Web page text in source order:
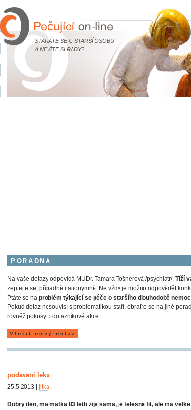
STARÁTE SE O STARŠÍ OSOBU
A NEVÍTE SI RADY?
PORADNA
Na vaše dotazy odpovídá MUDr. Tamara Tošnerová /psychiatr/. Tíží
zeptejte se, případně i anonymně. Ne vždy je možno odpovědět
Ptáte se na problém týkající se péče o staršího dlouhodobě
Pokud dotaz nesouvisí s problematikou stáří, obraťte se na jiné
rovněž pokusy o dotazníkové akce.
Vložit nový dotaz
podavani leku
25.5.2013 | jitka
Dobry den, ma matka 83 letb zije sama, je telesne fit, ale ma